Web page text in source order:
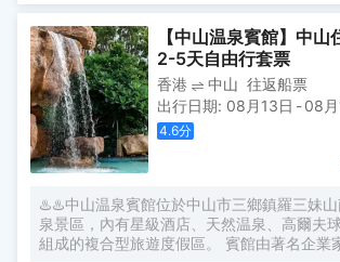
等）。 温泉區設有匯聚各類風格的温泉浴池50餘個，其中主
水區有泉眼神湯泉中泉大浴池一個，各種特
池、熱石板浴等，還有中藥谷的陳皮池、木
更有設計新穎的温泉瀑布、果味幹蒸、中藥浴
蒸沐浴，充滿神祕色彩的溶洞泉，人體皮膚可
微量元素。 處於鬧中取靜的觀景亭，俯瞰温泉的一景一致，
伴有古典樂器的演奏，讓舒適感在這裏得到昇
【中山温泉賓館】中
2-5天自由行套票
香港 中山 往返船票
出行日期: 08月13日 -08
4.6分
♨️♨️中山温泉賓館位於中山市三鄉鎮羅三妹
泉景區，內有星級酒店、天然温泉、高爾夫
組成的複合型旅遊度假區。 賓館由著名企業